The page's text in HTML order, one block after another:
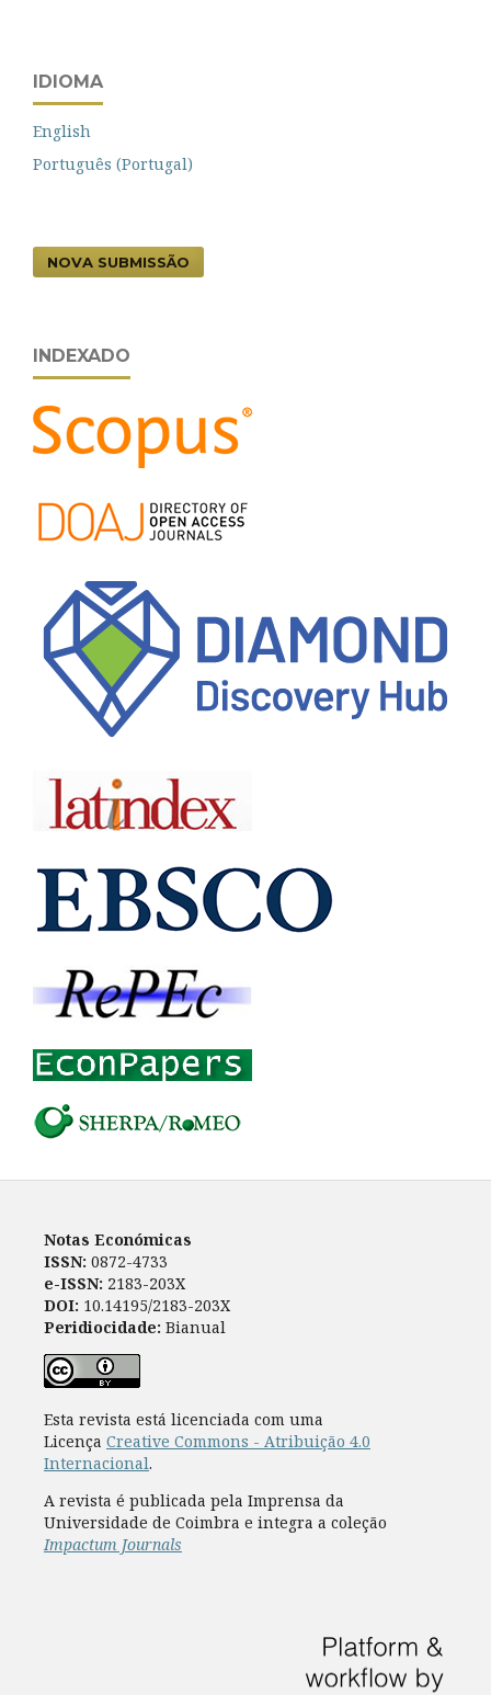
IDIOMA
English
Português (Portugal)
NOVA SUBMISSÃO
INDEXADO
Notas Económicas
ISSN: 0872-4733
e-ISSN: 2183-203X
DOI: 10.14195/2183-203X
Peridiocidade: Bianual
Esta revista está licenciada com uma
Licença Creative Commons - Atribuição 4.0
Internacional.
A revista é publicada pela Imprensa da
Universidade de Coimbra e integra a coleção
Impactum Journals